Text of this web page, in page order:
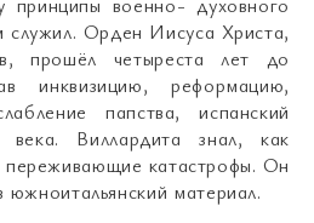
Орден Иисуса Христа,
прошёл четыреста лет до
инквизицию, реформацию,
папства, испанский
века. Виллардита знал, как
переживающие катастрофы. Он
южноитальянский материал.